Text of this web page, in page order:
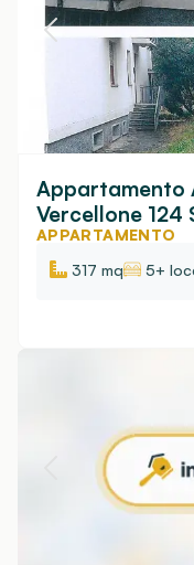
Appartamento
Vercellone 124
APPARTAMENTO
317 mq
5+